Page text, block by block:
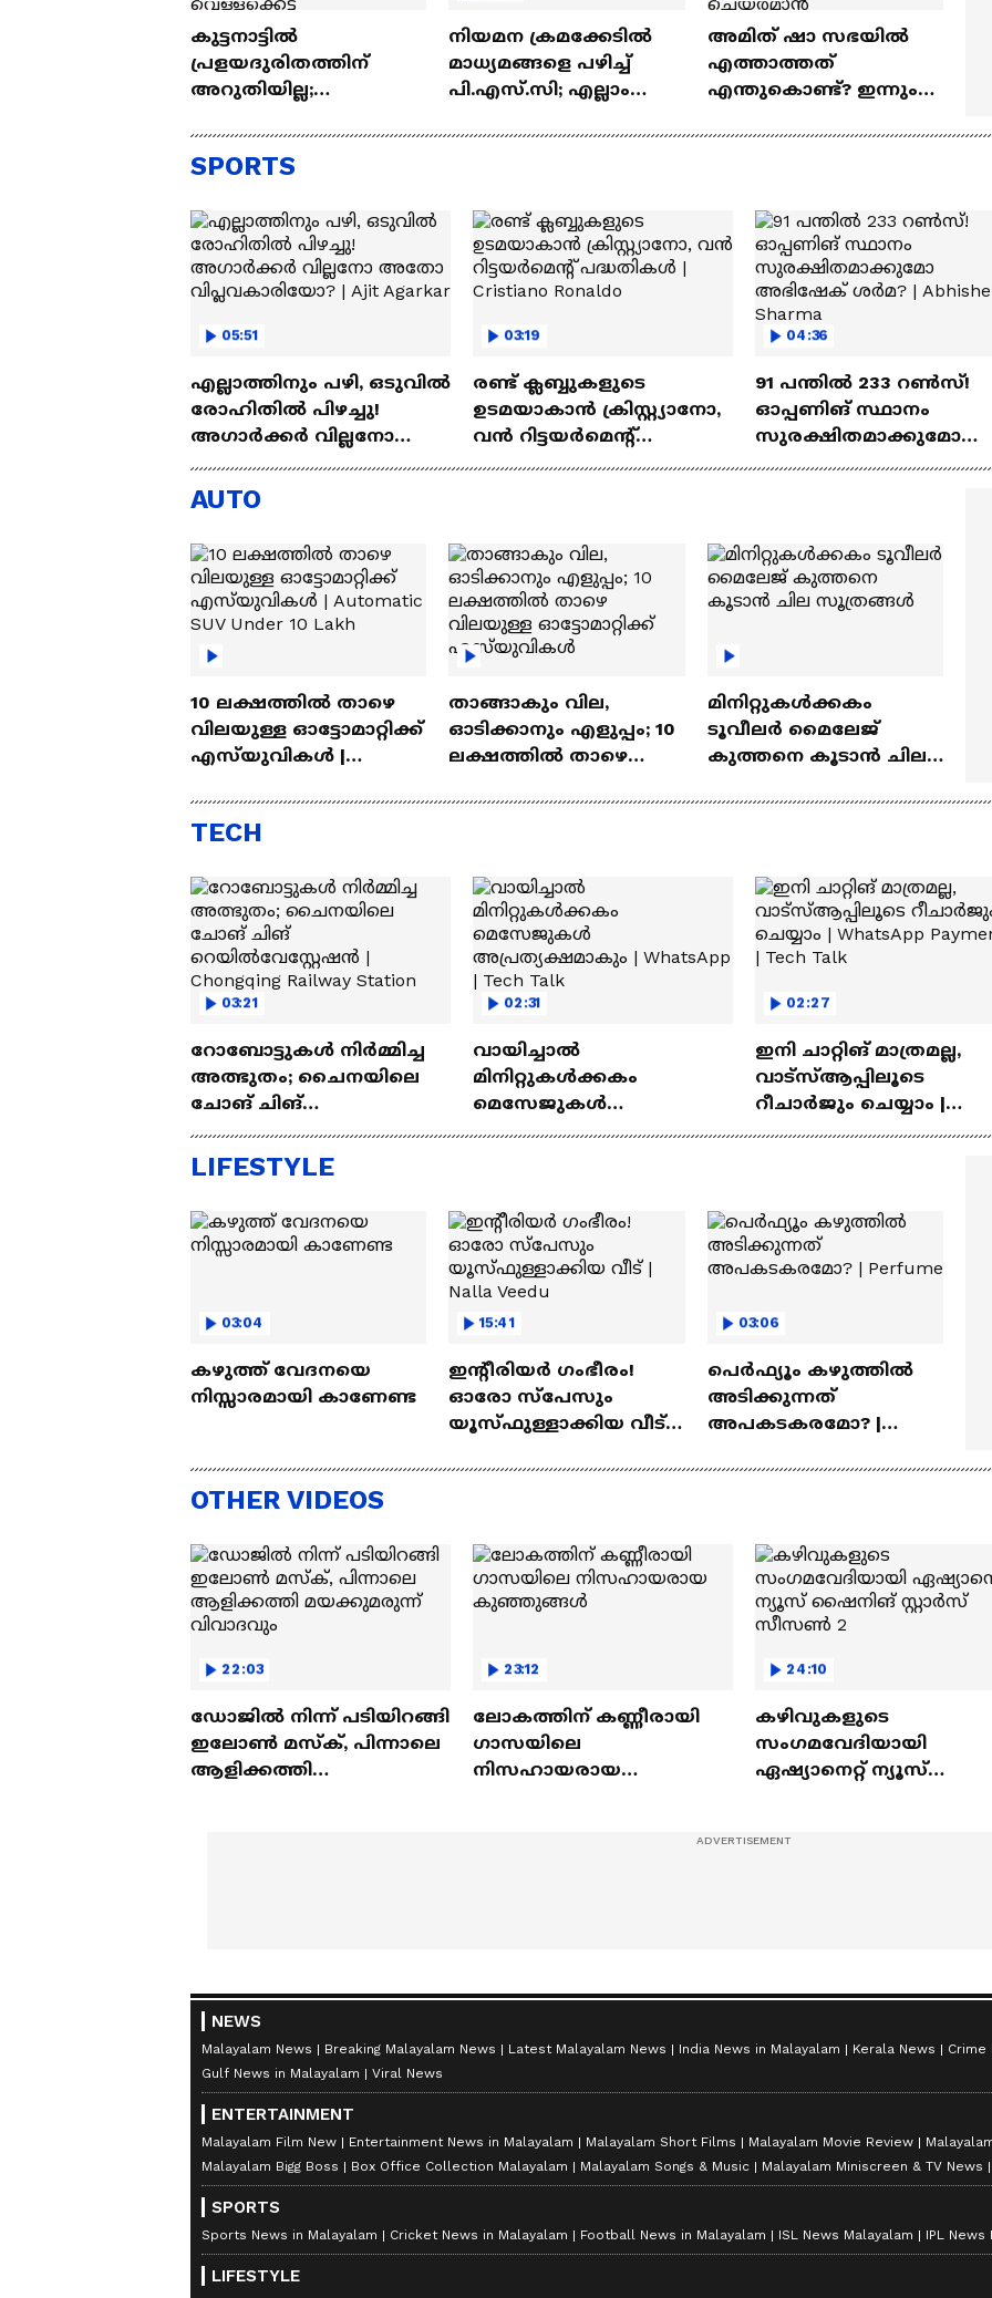
കുട്ടനാട്ടിൽ
പ്രളയദുരിതത്തിന്
അറുതിയില്ല;
മടവീഴ്ചയിൽ
പലയിടത്തും
നിയമന ക്രമക്കേടിൽ
മാധ്യമങ്ങളെ പഴിച്ച്
പി.എസ്.സി; എല്ലാം
വിശദീകരണം
അമിത് ഷാ സഭയിൽ
എത്താത്തത്
എന്തുകൊണ്ട്? ഇന്നും
കയർത്ത് രാജ്യസഭ
SPORTS
05:51
എല്ലാത്തിനും പഴി, ഒടുവില്‍
രോഹിതില്‍ പിഴച്ചു!
അഗാര്‍ക്കർ വില്ലനോ
അതോ വിപ്ലവകാരിയോ? |
Ajit Agarkar
03:19
രണ്ട്‌ ക്ലബ്ബുകളുടെ
ഉടമയാകാന്‍ ക്രിസ്റ്റ്യാനോ,
വന്‍ റിട്ടയര്‍മെന്റ്‌
പദ്ധതികള്‍ | Cristiano
04:36
91 പന്തില്‍ 233 റണ്‍സ്!
ഓപ്പണിങ് സ്ഥാനം
സുരക്ഷിതമാക്കുമോ
അഭിഷേക് ശർമ? |
AUTO
10 ലക്ഷത്തിൽ താഴെ
വിലയുള്ള ഓട്ടോമാറ്റിക്ക്
എസ്‍യുവികൾ |
Lakh
താങ്ങാകും വില,
ഓടിക്കാനും എളുപ്പം; 10
ലക്ഷത്തിൽ താഴെ
എസ്‍യുവികൾ
മിനിറ്റുകൾക്കകം
ടൂവീലർ മൈലേജ്
കുത്തനെ കൂടാൻ ചില
TECH
03:21
റോബോട്ടുകൾ നിർമ്മിച്ച
അത്ഭുതം; ചൈനയിലെ
ചോങ് ചിങ്
Chongqing Railway Station
02:31
വായിച്ചാൽ
മിനിറ്റുകൾക്കകം
മെസേജുകള്‍
02:27
ഇനി ചാറ്റിങ് മാത്രമല്ല,
വാട്‌സ്‌ആപ്പിലൂടെ
റീചാർജും ചെയ്യാം |
LIFESTYLE
03:04
കഴുത്ത് വേദനയെ
നിസ്സാരമായി കാണേണ്ട
15:41
ഇന്റീരിയർ ഗംഭീരം!
ഓരോ സ്‌പേസും
യൂസ്ഫുള്ളാക്കിയ വീട് |
03:06
പെർഫ്യൂം കഴുത്തിൽ
അടിക്കുന്നത്
അപകടകരമോ? |
OTHER VIDEOS
22:03
ഡോജിൽ നിന്ന് പടിയിറങ്ങി
ഇലോൺ മസ്ക്, പിന്നാലെ
ആളിക്കത്തി
23:12
ലോകത്തിന് കണ്ണീരായി
ഗാസയിലെ
നിസഹായരായ
24:10
കഴിവുകളുടെ
സംഗമവേദിയായി
ഏഷ്യാനെറ്റ് ന്യൂസ്
NEWS
Malayalam News Breaking Malayalam News Latest Malayalam News India News in Malayalam Kerala News Crime
Gulf News in Malayalam
Viral News
ENTERTAINMENT
Malayalam Film New Entertainment News in Malayalam Malayalam Short Films Malayalam Movie Review
Malayalam Bigg Boss
Box Office Collection Malayalam Malayalam Songs & Music Malayalam Miniscreen & TV News
SPORTS
Sports News in Malayalam Cricket News in Malayalam Football News in Malayalam ISL News Malayalam IPL News
LIFESTYLE